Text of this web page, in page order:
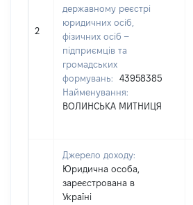
2
державному реєстрі
юридичних осіб,
фізичних осіб –
підприємців та
громадських
формувань:
43958385
Найменування:
ВОЛИНСЬКА МИТНИЦЯ
Джерело доходу:
Юридична особа,
зареєстрована в
Україні